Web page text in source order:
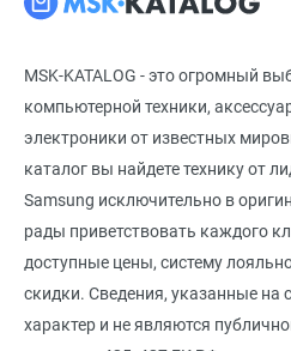
MSK-KATALOG - это огромный
компьютерной техники,
электроники от известных
каталог вы найдете технику от
Samsung исключительно в
рады приветствовать каждого
доступные цены, систему
скидки. Сведения, указанные на
характер и не являются